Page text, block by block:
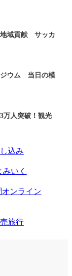
地域貢献 サッカ
ジウム 当日の模
万人突破！観光